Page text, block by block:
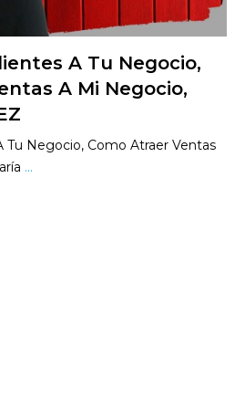
A Tu Negocio,
A Mi Negocio,
Tu Negocio, Como Atraer Ventas
...